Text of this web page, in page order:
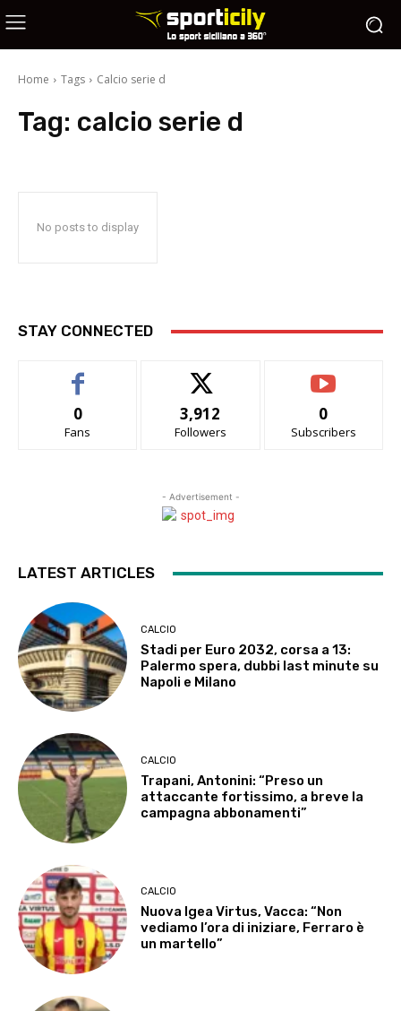
Home Tags Calcio serie d
Tag: calcio serie d
No posts to display
STAY CONNECTED
0
Fans
3,912
Followers
0
Subscribers
- Advertisement -
LATEST ARTICLES
CALCIO
Stadi per Euro 2032, corsa a 13:
Palermo spera, dubbi last minute su
Napoli e Milano
CALCIO
Trapani, Antonini: “Preso un
attaccante fortissimo, a breve la
campagna abbonamenti”
CALCIO
Nuova Igea Virtus, Vacca: “Non
vediamo l’ora di iniziare, Ferraro è
un martello”